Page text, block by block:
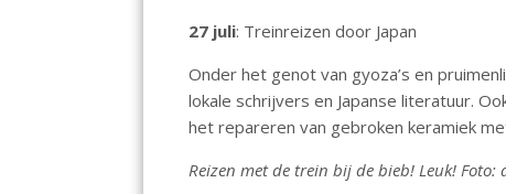
27 juli: Treinreizen door Japan
Onder het genot van gyoza’s en
lokale schrijvers en Japanse literatuur.
het repareren van gebroken keramiek
Reizen met de trein bij de bieb! Leuk! Foto: